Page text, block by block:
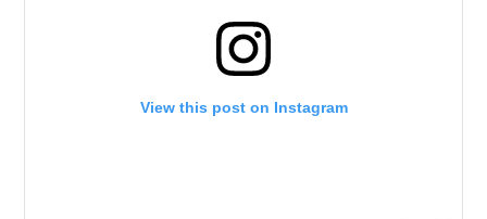
View this post on Instagram